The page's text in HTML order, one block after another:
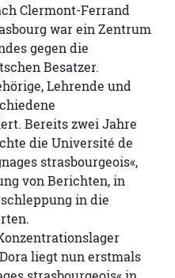
Clermont-Ferrand
war ein Zentrum
gegen die
Besatzer.
Lehrende und
Bereits zwei Jahre
die Université de
strasbourgeois«,
von Berichten, in
in die
liegt nun erstmals